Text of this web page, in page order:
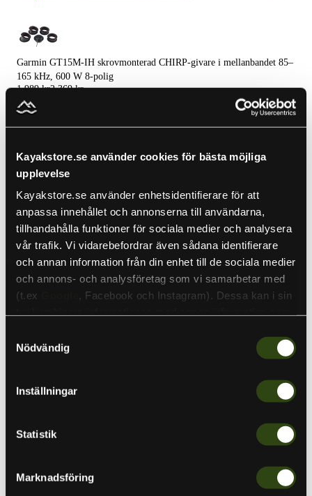
Kayakstore.se använder cookies för bästa möjliga
upplevelse
Kayakstore.se använder enhetsidentifierare för att
anpassa innehållet och annonserna till användarna,
tillhandahålla funktioner för sociala medier och analysera
vår trafik. Vi vidarebefordrar även sådana identifierare
och annan information från din enhet till de sociala medier
och annons- och analysföretag som vi samarbetar med
(t.ex
, Facebook och Instagram). Dessa kan i sin
använt deras tjänster. Detta för att skapa
personanpassade annonser (personalization of ads). Du
Nödvändig
Inställningar
Statistik
Marknadsföring
Garmin GT15M-IH skrovmonterad CHIRP-givare i mellanbandet 85–
165 kHz, 600 W 8-polig
1 989 kr2 369 kr
Garmin Adapterkabel för 4-polig givare till 8-poligt ekolod
279 kr
Garmin Adapterkabel 4 Pin Givare Till 12 Pin Enhet